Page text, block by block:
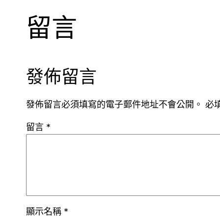
留言
發佈留言
發佈留言必須填寫的電子郵件地址不會公開。 必
留言 *
顯示名稱 *